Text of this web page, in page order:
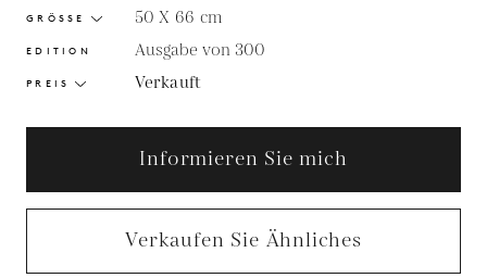
GRÖSSE 50 X 66 cm
EDITION Ausgabe von 300
PREIS Verkauft
Informieren Sie mich
Verkaufen Sie Ähnliches